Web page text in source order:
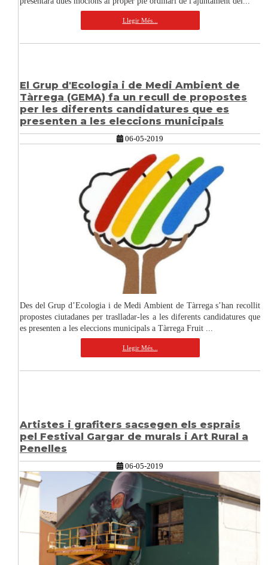
Llegir Més...
El Grup d'Ecologia i de Medi Ambient de
Tàrrega (GEMA) fa un recull de propostes
per les diferents candidatures que es
presenten a les eleccions municipals
06-05-2019
Des del Grup d’Ecologia i de Medi Ambient de Tàrrega s’han recollit
propostes ciutadanes per traslladar-les a les diferents candidatures que
es presenten a les eleccions municipals a Tàrrega Fruit ...
Llegir Més...
Artistes i grafiters sacsegen els esprais
pel Festival Gargar de murals i Art Rural a
Penelles
06-05-2019